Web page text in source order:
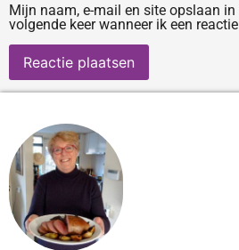
Mijn naam, e-mail en site opslaan
volgende keer wanneer ik een